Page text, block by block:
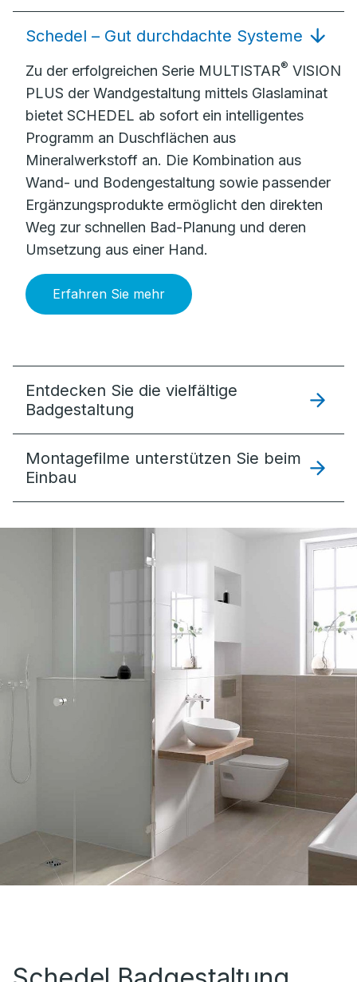
Schedel – Gut durchdachte Systeme
Zu der erfolgreichen Serie MULTISTAR® VISION
PLUS der Wandgestaltung mittels Glaslaminat
bietet SCHEDEL ab sofort ein intelligentes
Programm an Duschflächen aus
Mineralwerkstoff an. Die Kombination aus
Wand- und Bodengestaltung sowie passender
Ergänzungsprodukte ermöglicht den direkten
Weg zur schnellen Bad-Planung und deren
Umsetzung aus einer Hand.
Erfahren Sie mehr
Entdecken Sie die vielfältige
Badgestaltung
Montagefilme unterstützen Sie beim
Einbau